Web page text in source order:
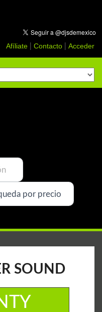
Afíliate Contacto Acceder
SOUND